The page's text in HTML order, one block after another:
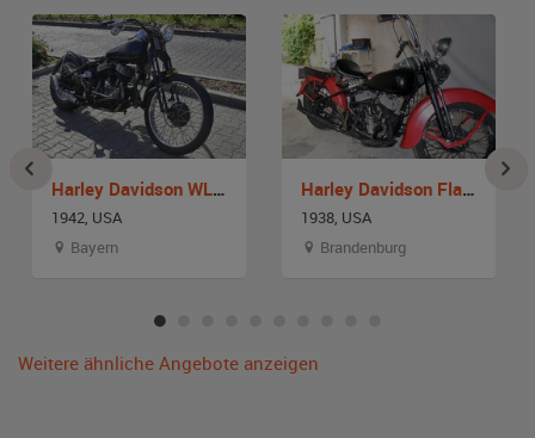
Harley Davidson WL 750
1942, USA
Bayern
Harley Davidson Flathead
1938, USA
Brandenburg
Weitere ähnliche Angebote anzeigen